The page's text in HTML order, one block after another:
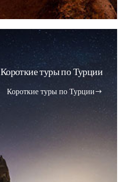
Короткие туры по Турции
Короткие туры по Турции